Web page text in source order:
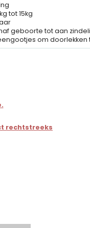
tot 15kg
geboorte tot aan
om doorlekken
rechtstreeks